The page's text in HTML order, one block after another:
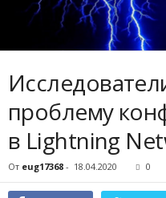
проблему
в Lightning
От eug17368 - 18.04.2020 0